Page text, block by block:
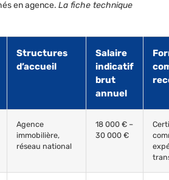
en agence.La fiche technique
Structures
d’accueil
Salaire
indicatif
brut
annuel
Agence
immobilière,
réseau national
18 000 € –
30 000 €